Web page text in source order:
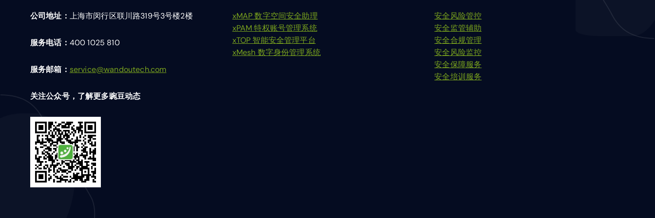
公司地址： 上海市闵行区联川路319号3号楼2楼
服务电话： 400 1025 810
服务邮箱： service@wandoutech.com
关注公众号，了解更多豌豆动态
xMAP 数字空间安全助理
xPAM 特权账号管理系统
xTOP 智能安全管理平台
xMesh 数字身份管理系统
安全风险管控
安全监管辅助
安全合规管理
安全风险监控
安全保障服务
安全培训服务